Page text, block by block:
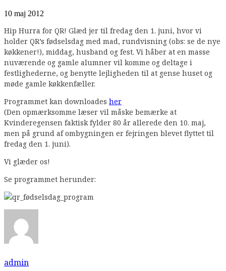
10 maj 2012
Hip Hurra for QR! Glæd jer til fredag den 1. juni, hvor vi
holder QR’s fødselsdag med mad, rundvisning (obs: se de nye
køkkener!), middag, husband og fest. Vi håber at en masse
nuværende og gamle alumner vil komme og deltage i
festlighederne, og benytte lejligheden til at gense huset og
møde gamle køkkenfæller.
Programmet kan downloades her
(Den opmærksomme læser vil måske bemærke at
Kvinderegensen faktisk fylder 80 år allerede den 10. maj,
men på grund af ombygningen er fejringen blevet flyttet til
fredag den 1. juni).
Vi glæder os!
Se programmet herunder:
admin